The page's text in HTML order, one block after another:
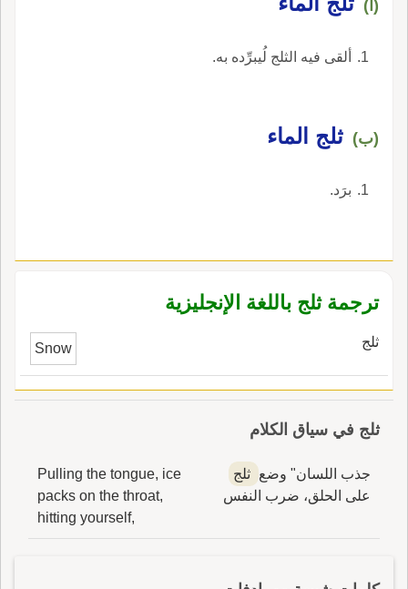
(أ)
ألقى فيه الثلج لُيبرِّده به.
(ب) ثلج الماء
برَد.
ترجمة ثلج باللغة الإنجليزية
ثلج Snow
ثلج في سياق الكلام
جذب اللسان" وضع ثلج
على الحلق، ضرب النفس
Pulling the tongue, ice
packs on the throat,
hitting yourself,